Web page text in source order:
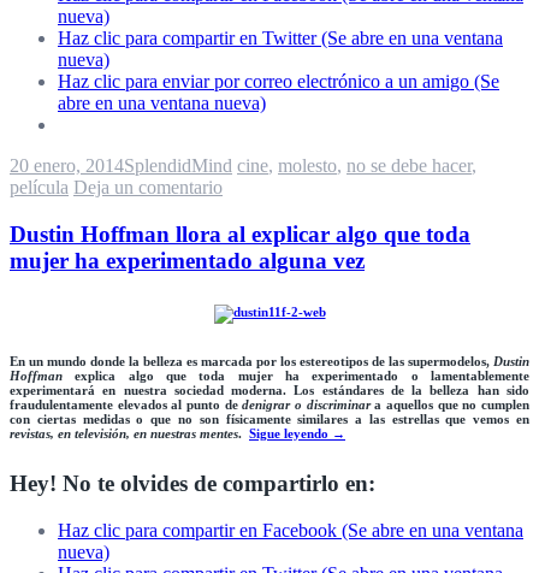
nueva)
Haz clic para compartir en Twitter (Se abre en una ventana
nueva)
Haz clic para enviar por correo electrónico a un amigo (Se
abre en una ventana nueva)
20 enero, 2014SplendidMind cine, molesto, no se debe hacer,
película Deja un comentario
Dustin Hoffman llora al explicar algo que toda
mujer ha experimentado alguna vez
En un mundo donde la belleza es marcada por los estereotipos de las supermodelos, Dustin
Hoffman explica algo quetoda mujer ha experimentado o lamentablemente
experimentará en nuestra sociedad moderna. Los estándares de la belleza
han sido
fraudulentamente elevados al punto dedenigrar o discriminar a aquellos que no cumplen
con ciertas medidaso que no sonfísicamente similares a las estrellas que vemos en
revistas, en televisión, en nuestras mentes. Sigue leyendo →
Hey! No te olvides de compartirlo en:
Haz clic para compartir en Facebook (Se abre en una ventana
nueva)